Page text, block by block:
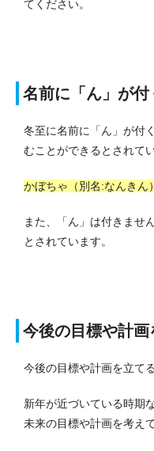
てください。
名前に「ん」が
冬至に名前に「ん」が付
むことができるとされてい
かぼちゃ（別名:なんきん
また、「ん」は付きませ
とされています。
今後の目標や計画
今後の目標や計画を立て
新年が近づいている時期
未来の目標や計画を考え